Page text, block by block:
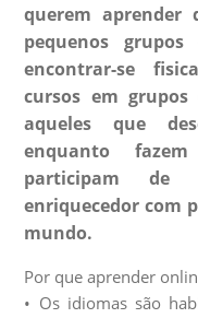
querem aprender
pequenos
encontrar-se
cursos em
aqueles que
enquanto
participam de
enriquecedor com
mundo.
Por que aprender
• Os idiomas são